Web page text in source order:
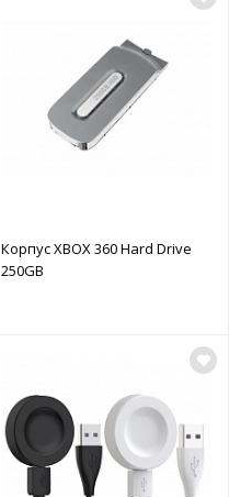
Корпус XBOX 360 Hard Drive
250GB